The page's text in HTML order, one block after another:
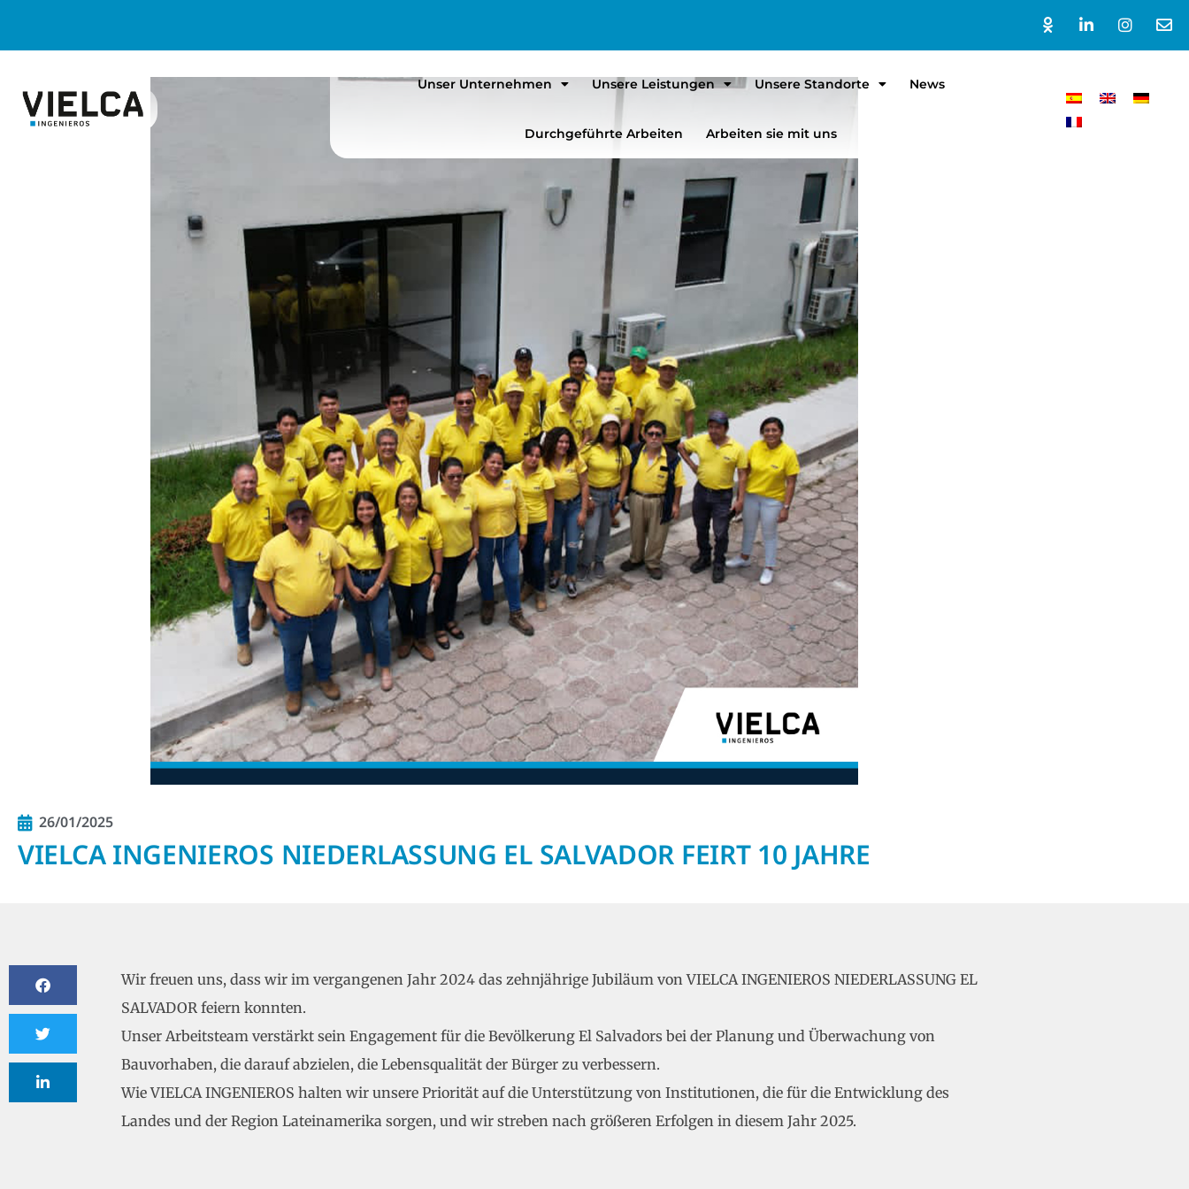
Unser Unternehmen Unsere Leistungen Unsere Standorte News
Durchgeführte Arbeiten Arbeiten sie mit uns
26/01/2025
VIELCA INGENIEROS NIEDERLASSUNG EL SALVADOR FEIRT 10 JAHRE
Wir freuen uns, dass wir im vergangenen Jahr 2024 das zehnjährige Jubiläum von VIELCA INGENIEROS NIEDERLASSUNG EL
SALVADOR feiern konnten.
Unser Arbeitsteam verstärkt sein Engagement für die Bevölkerung El Salvadors bei der Planung und Überwachung von
Bauvorhaben, die darauf abzielen, die Lebensqualität der Bürger zu verbessern.
Wie VIELCA INGENIEROS halten wir unsere Priorität auf die Unterstützung von Institutionen, die für die Entwicklung des
Landes und der Region Lateinamerika sorgen, und wir streben nach größeren Erfolgen in diesem Jahr 2025.